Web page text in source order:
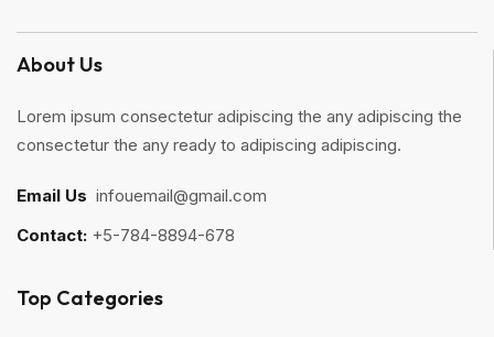
About Us
Lorem ipsum consectetur adipiscing the any adipiscing the
consectetur the any ready to adipiscing adipiscing.
Email Us infouemail@gmail.com
Contact: +5-784-8894-678
Top Categories​